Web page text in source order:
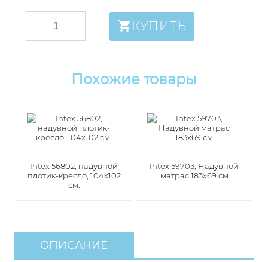
КУПИТЬ
Похожие товары
Intex 56802, надувной
плотик-кресло, 104x102
см.
Intex 59703, Надувной
матрас 183х69 см
ОПИСАНИЕ